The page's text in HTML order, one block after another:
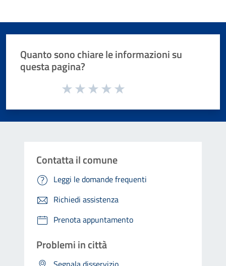
Quanto sono chiare le informazioni su
questa pagina?
Valuta da 1 a 5 stelle la pagina
Contatta il comune
Leggi le domande frequenti
Richiedi assistenza
Prenota appuntamento
Problemi in città